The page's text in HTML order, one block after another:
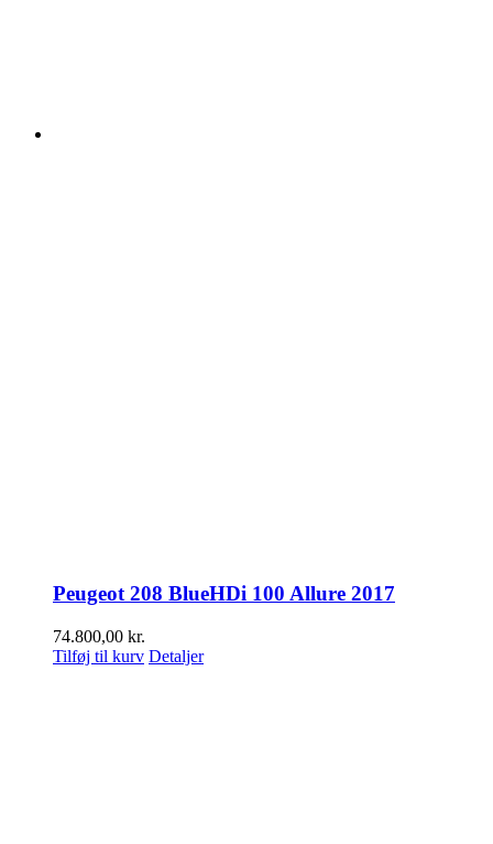
Peugeot 208 BlueHDi 100 Allure 2017
74.800,00 kr.
Tilføj til kurv Detaljer